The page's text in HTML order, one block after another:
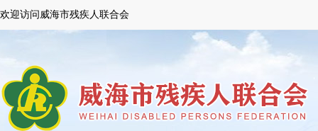
欢迎访问威海市残疾人联合会